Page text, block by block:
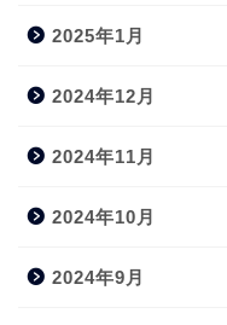
2025年1月
2024年12月
2024年11月
2024年10月
2024年9月